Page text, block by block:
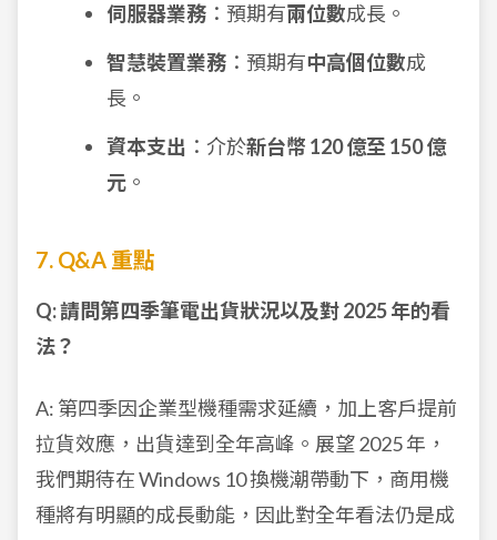
伺服器業務 ：預期有兩位數成長。
智慧裝置業務 ：預期有中高個位數成
長。
資本支出 ：介於新台幣 120 億至 150 億
元 。
7. Q&A 重點
Q: 請問第四季筆電出貨狀況以及對 2025 年的看
法？
A: 第四季因企業型機種需求延續，加上客戶提前
拉貨效應，出貨達到全年高峰。展望 2025 年，
我們期待在 Windows 10 換機潮帶動下，商用機
種將有明顯的成長動能，因此對全年看法仍是成